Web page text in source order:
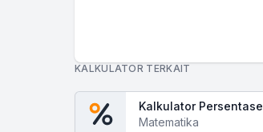
KALKULATOR TERKAIT
Kalkulator Persentase
Matematika